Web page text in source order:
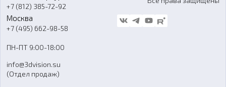
Стать дилером
Блог
FAQ
+7 (812) 385-72-92
Москва
+7 (495) 662-98-58
ПН-ПТ 9:00-18:00
info@3dvision.su
(Отдел продаж)